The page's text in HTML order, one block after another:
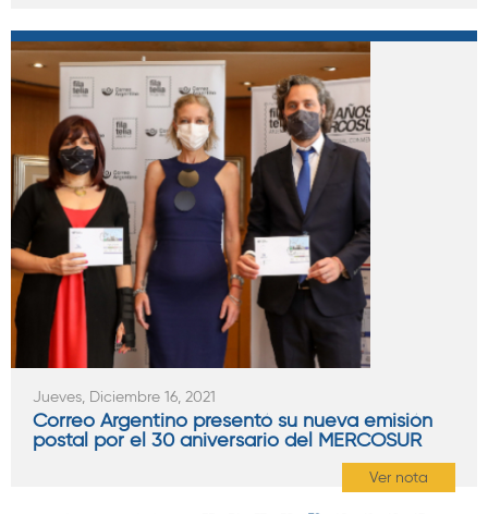
Jueves, Diciembre 16, 2021
Correo Argentino presentó su nueva emisión
postal por el 30 aniversario del MERCOSUR
Ver nota